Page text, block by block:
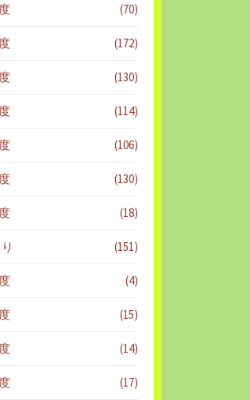
(70)
(172)
(130)
(114)
(106)
(130)
(18)
(151)
(4)
(15)
(14)
(17)